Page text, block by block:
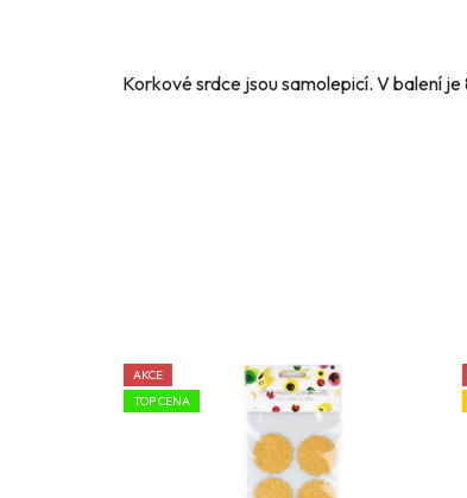
Korkové srdce jsou samolepicí. V balení je
AKCE
TOP CENA